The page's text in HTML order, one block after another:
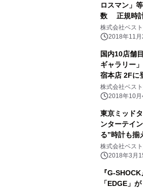
ロスマン」
数 正規時計
道」 2018年
オープン！
株式会社ベス
2018年11
国内10店舗
ギャラリー
宿本店 2Fに
株式会社ベス
2018年10
東京ミッド
ンターテイ
る”時計も揃
GALLERIA
株式会社ベス
2018年3月
『G-
「EDGE」